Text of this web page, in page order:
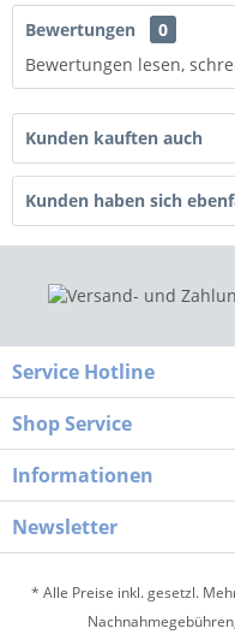
Bewertungen
0
Bewertungen lesen,
Kunden kauften auch
Kunden haben sich
Service Hotline
Shop Service
Informationen
Newsletter
* Alle Preise inkl. gesetzl.